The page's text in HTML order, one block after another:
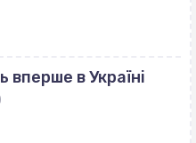
в Україні